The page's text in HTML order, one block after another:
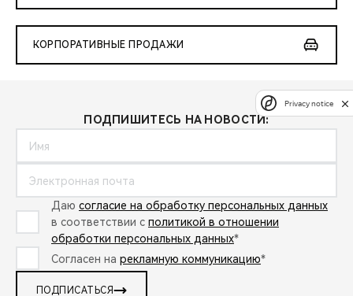
КОРПОРАТИВНЫЕ ПРОДАЖИ
ПОДПИШИТЕСЬ НА НОВОСТИ:
Даю согласие на обработку персональных данных
в соответствии с политикой в отношении
обработки персональных данных*
Согласен на рекламную коммуникацию*
ПОДПИСАТЬСЯ
Privacy notice